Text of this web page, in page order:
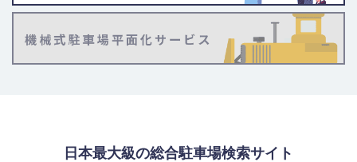
日本最大級の総合駐車場検索サイト